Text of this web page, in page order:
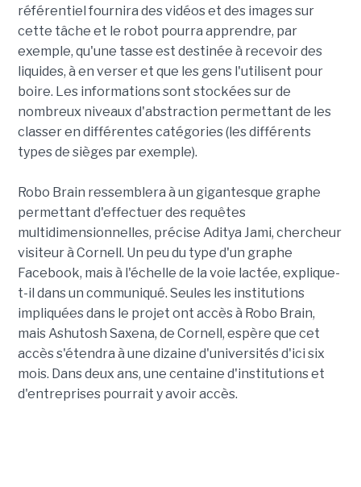
référentiel fournira des vidéos et des images sur
cette tâche et le robot pourra apprendre, par
exemple, qu'une tasse est destinée à recevoir des
liquides, à en verser et que les gens l'utilisent pour
boire. Les informations sont stockées sur de
nombreux niveaux d'abstraction permettant de les
classer en différentes catégories (les différents
types de sièges par exemple).
Robo Brain ressemblera à un gigantesque graphe
permettant d'effectuer des requêtes
multidimensionnelles, précise Aditya Jami, chercheur
visiteur à Cornell. Un peu du type d'un graphe
Facebook, mais à l'échelle de la voie lactée, explique-
t-il dans un communiqué. Seules les institutions
impliquées dans le projet ont accès à Robo Brain,
mais Ashutosh Saxena, de Cornell, espère que cet
accès s'étendra à une dizaine d'universités d'ici six
mois. Dans deux ans, une centaine d'institutions et
d'entreprises pourrait y avoir accès.